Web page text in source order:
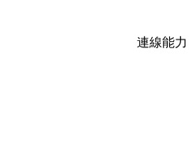
連線能力